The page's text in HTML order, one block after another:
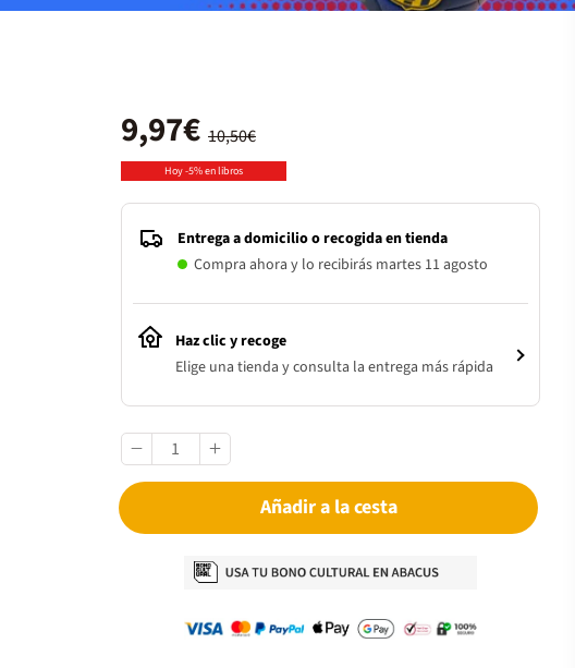
10,50€
9,97€
Hoy -5% en libros
Entrega a domicilio o recogida en tienda
Compra ahora y lo recibirás martes 11 agosto
Haz clic y recoge
Elige una tienda y consulta la entrega más rápida
Añadir a la cesta